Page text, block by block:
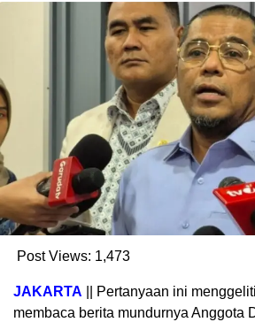
Post Views: 1,473
JAKARTA || Pertanyaan ini
membaca berita mundurnya Anggota